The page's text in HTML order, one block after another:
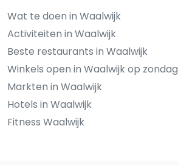
Wat te doen in Waalwijk
Activiteiten in Waalwijk
Beste restaurants in Waalwijk
Winkels open in Waalwijk op zondag
Markten in Waalwijk
Hotels in Waalwijk
Fitness Waalwijk